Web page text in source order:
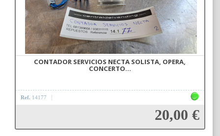
CONTADOR SERVICIOS NECTA SOLISTA, OPERA,
CONCERTO...
Ref. 14177
20,00 €